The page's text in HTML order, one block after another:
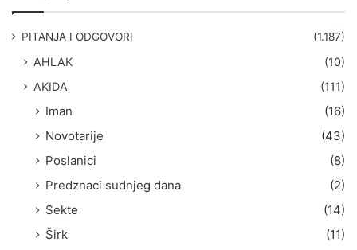
PITANJA I ODGOVORI (1.187)
AHLAK
(10)
AKIDA
(111)
Iman
(16)
Novotarije
(43)
Poslanici
(8)
Predznaci sudnjeg dana
(2)
Sekte
(14)
Širk
(11)